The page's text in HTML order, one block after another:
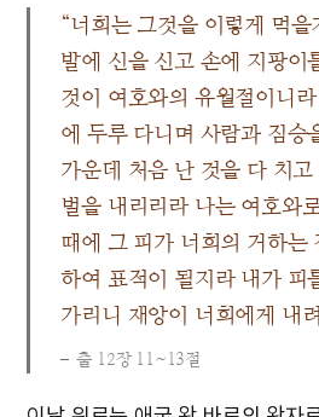
“너희는 그것을 이렇게 먹
발에 신을 신고 손에 지팡이
것이 여호와의 유월절이니
에 두루 다니며 사람과 짐승
가운데 처음 난 것을 다 치
벌을 내리리라 나는 여호와
때에 그 피가 너희의 거하는
하여 표적이 될지라 내가 피
가리니 재앙이 너희에게 내
출 12장 11~13절